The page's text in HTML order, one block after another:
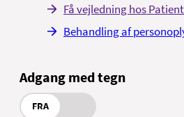
Få vejledning hos
Behandling af
Adgang med tegn
FRA